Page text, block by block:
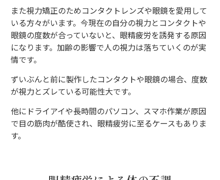
また視力矯正のためコンタクトレンズや眼鏡を愛用して
いる方々がいます。今現在の自分の視力とコンタクトや
眼鏡の度数が合っていないと、眼精疲労を誘発する原因
になります。加齢の影響で人の視力は落ちていくのが実
情です。
ずいぶんと前に製作したコンタクトや眼鏡の場合、度数
が視力とズレている可能性大です。
他にドライアイや長時間のパソコン、スマホ作業が原因
で目の筋肉が酷使され、眼精疲労に至るケースもありま
す。